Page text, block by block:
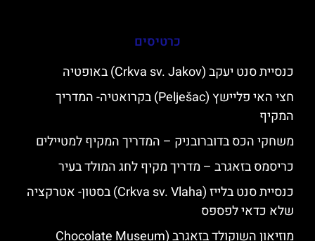
כרטיסים
כנסיית סנט יעקב (Crkva sv. Jakov) באופטיה
חצי האי פליישץ (Pelješac) בקרואטיה- המדריך
המקיף
משחקי הכס בדוברובניק – המדריך המקיף למטיילים
כריסמס בזאגרב – מדריך מקיף לחג המולד בעיר
כנסיית סנט בלייז (Crkva sv. Vlaha) בסטון- אטרקציה
שלא כדאי לפספס
מוזיאון השוקולד בזאגרב (Chocolate Museum